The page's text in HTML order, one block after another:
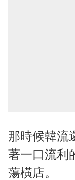
那時候韓流
著一口流利
蕩橫店。